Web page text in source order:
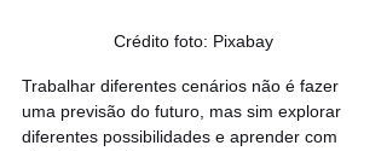
Crédito foto: Pixabay
Trabalhar diferentes cenários não é fazer
uma previsão do futuro, mas sim explorar
diferentes possibilidades e aprender com